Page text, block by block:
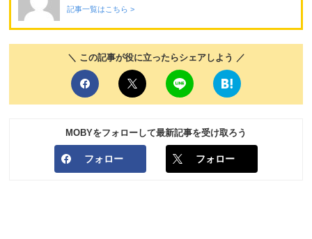
記事一覧はこちら >
＼ この記事が役に立ったらシェアしよう ／
MOBYをフォローして最新記事を受け取ろう
フォロー フォロー